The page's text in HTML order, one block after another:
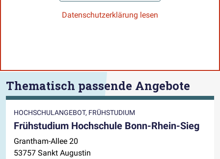
Datenschutzerklärung lesen
Thematisch passende Angebote
HOCHSCHULANGEBOT, FRÜHSTUDIUM
Frühstudium Hochschule Bonn-Rhein-Sieg
Grantham-Allee 20
53757 Sankt Augustin